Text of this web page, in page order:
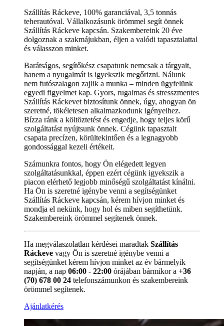
Szállítás Ráckeve, 100% garanciával, 3,5 tonnás
teherautóval. Vállalkozásunk örömmel segít önnek
Szállítás Ráckeve kapcsán. Szakembereink 20 éve
dolgoznak a szakmájukban, éljen a valódi tapasztalattal
és válasszon minket.
Barátságos, segítőkész csapatunk nemcsak a tárgyait,
hanem a nyugalmát is igyekszik megőrizni. Nálunk
nem futószalagon zajlik a munka – minden ügyfelünk
egyedi figyelmet kap. Gyors, rugalmas és stresszmentes
Szállítás Ráckevet biztosítunk önnek, úgy, ahogyan ön
szeretné, tökéletesen alkalmazkodunk igényeihez.
Bízza ránk a költöztetést és engedje, hogy teljes körű
szolgáltatást nyújtsunk önnek. Cégünk tapasztalt
csapata precízen, körültekintően és a legnagyobb
gondossággal kezeli értékeit.
Számunkra fontos, hogy Ön elégedett legyen
szolgáltatásunkkal, éppen ezért cégünk igyekszik a
piacon elérhető legjobb minőségű szolgáltatást kínálni.
Ha Ön is szeretné igénybe venni a segítségünket
Szállítás Ráckeve kapcsán, kérem hívjon minket és
mondja el nekünk, hogy hol és miben segíthetünk.
Szakembereink örömmel segítenek önnek.
Ha megválaszolatlan kérdései maradtak Szállítás
Ráckeve vagy Ön is szeretné igénybe venni a
segítségünket kérem hívjon minket az év bármelyik
napján, a nap 06:00 - 22:00 órájában bármikor a +36
(70) 678 00 24 telefonszámunkon és szakembereink
örömmel segítenek.
Ajánlatkérés